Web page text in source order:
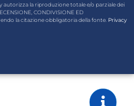
autorizza la riproduzione totale e/o parziale dei
CONDIVISIONE ED
la citazione obbligatoria della fonte. Privacy